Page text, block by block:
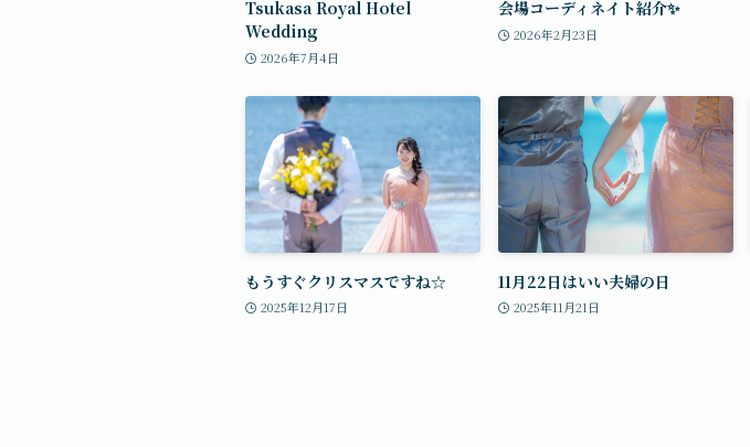
Tsukasa Royal Hotel
Wedding
2026年7月4日
会場コーディネイト紹介✨
2026年2月23日
もうすぐクリスマスですね☆
2025年12月17日
11月22日はいい夫婦の日
2025年11月21日